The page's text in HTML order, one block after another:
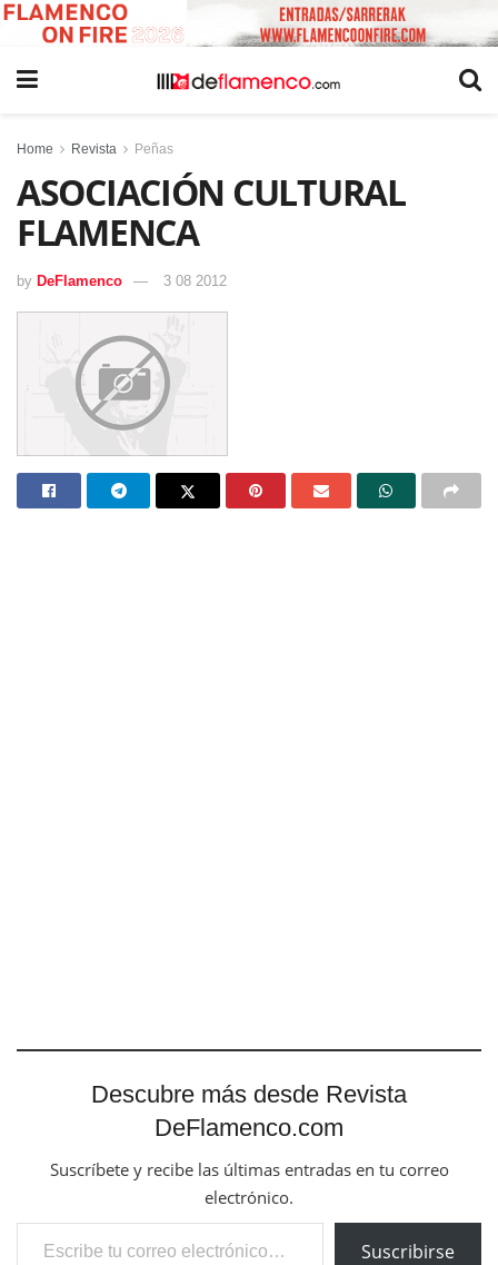
Home Revista Peñas
ASOCIACIÓN CULTURAL
FLAMENCA
by DeFlamenco 3 08 2012
Descubre más desde Revista
DeFlamenco.com
Suscríbete y recibe las últimas entradas en tu correo
electrónico.
Escribe tu correo electrónico…
Suscribirse